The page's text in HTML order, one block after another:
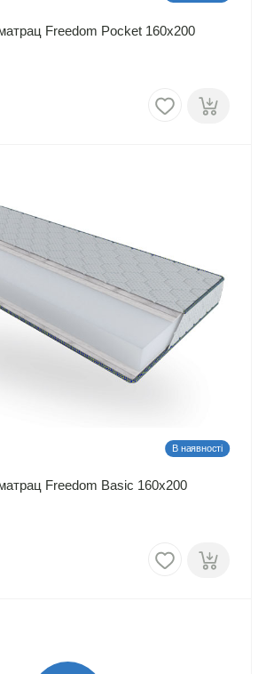
Freedom Pocket 160х200
В наявності
Freedom Basic 160х200